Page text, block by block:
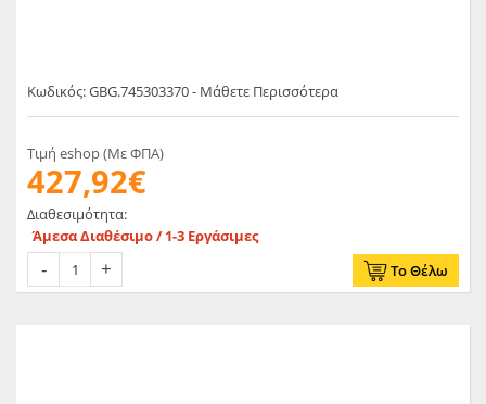
Κωδικός: GBG.745303370 - Μάθετε Περισσότερα
Τιμή eshop (Με ΦΠΑ)
427,92€
Διαθεσιμότητα:
Άμεσα Διαθέσιμο / 1-3 Εργάσιμες
Το Θέλω